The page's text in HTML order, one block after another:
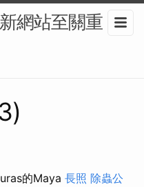
網站至關重
的Maya 長照 除蟲公